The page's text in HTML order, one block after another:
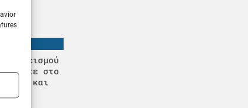
σεισμού
στο
και